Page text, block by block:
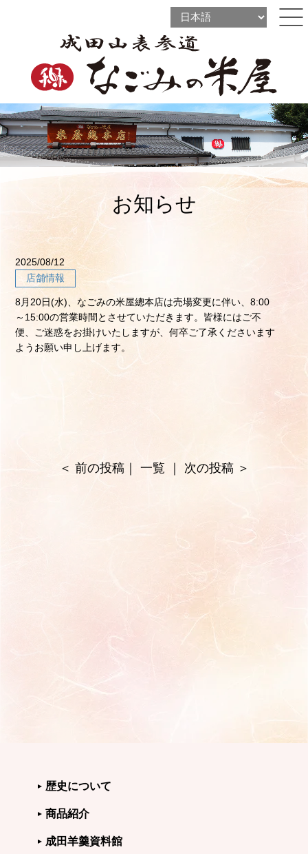
ine
お知らせ
2025/08/12
店舗情報
8月20日(水)、なごみの米屋總本店は売場変更に伴い、8:00
～15:00の営業時間とさせていただきます。皆様にはご不
便、ご迷惑をお掛けいたしますが、何卒ご了承くださいます
ようお願い申し上げます。
＜ 前の投稿｜ 一覧 次の投稿＞
歴史について
商品紹介
成田羊羹資料館